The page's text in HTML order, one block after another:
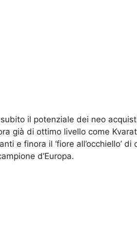
il potenziale dei neo
già di ottimo livello come
e finora il ‘fiore all’occhiello’ di
d’Europa.